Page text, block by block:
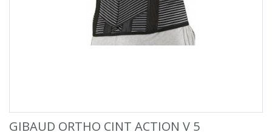
GIBAUD ORTHO CINT ACTION V 5